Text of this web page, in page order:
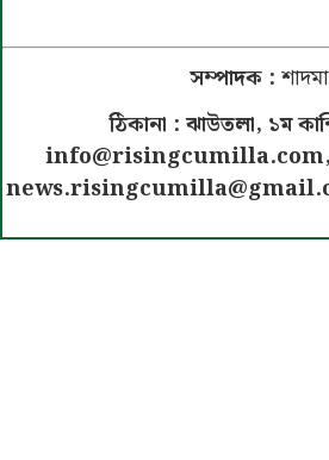
সম্পাদক :
ঠিকানা : ঝাউতলা, ১ম
info@risingcumilla.com